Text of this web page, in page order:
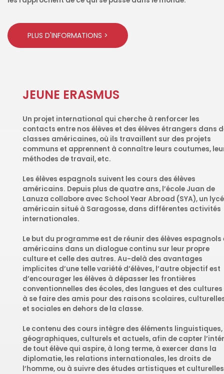
PLUS D'INFORMATIONS >
JEUNE ERASMUS
Un projet international qui cherche à renforcer les
contacts entre nos élèves et des élèves étrangers dans
classes américaines, où ils travaillent sur des projets
communs et apprennent à connaître leurs coutumes,
méthodes de travail, etc.
Les élèves espagnols suivent les cours des élèves
américains. Depuis plus de quatre ans, l’école Juan de
Lanuza collabore avec School Year Abroad (SYA), un
américain situé à Saragosse, dans différentes activités
internationales.
Le but du programme est de réunir des élèves espagnols
américains dans un dialogue continu sur leur propre
culture et celle des autres. Au-delà des avantages
implicites d’une telle variété d’élèves, l’autre objectif est
d’encourager les élèves à dépasser les frontières
conventionnelles des écoles, des langues et des cultures
à se faire des amis pour des raisons scolaires,
et sociales en dehors de la classe.
Le contenu des cours intègre des éléments linguistiques,
géographiques, culturels et actuels, afin de capter
de tout élève qui aspire, à long terme, à exercer dans la
diplomatie, les relations internationales, les droits de
l’homme, ou à suivre des études artistiques et